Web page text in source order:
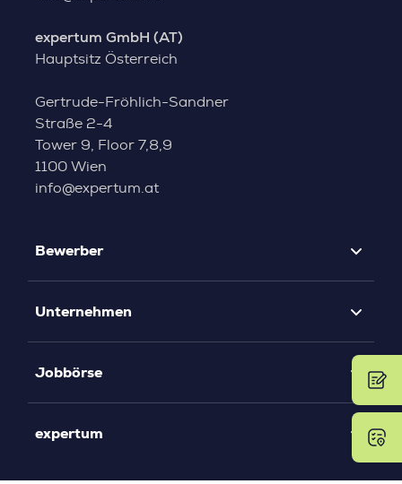
expertum GmbH (AT)
Hauptsitz Österreich
Gertrude-Fröhlich-Sandner
Straße 2-4
Tower 9, Floor 7,8,9
1100 Wien
info@expertum.at
Bewerber
Unternehmen
Jobbörse
expertum